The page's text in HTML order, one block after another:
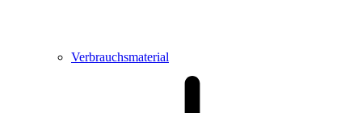
Verbrauchsmaterial